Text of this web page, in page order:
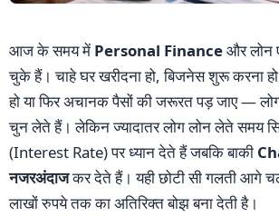
आज के समय में Personal Financeऔर लोन
चुके हैं। चाहे घर खरीदना हो, बिजनेस शुरू करना
हो या फिर अचानक पैसों की जरूरत पड़ जाए —
चुन लेते हैं। लेकिन ज्यादातर लोग लोन लेते समय
(Interest Rate) पर ध्यान देते हैं जबकि बाकी
नजरअंदाजकर देते हैं। यही छोटी सी गलती आगे
लाखों रुपये तक का अतिरिक्त बोझ बना देती है।